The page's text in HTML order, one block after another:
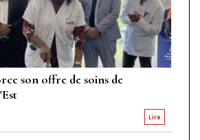
son offre de soins de
Lire